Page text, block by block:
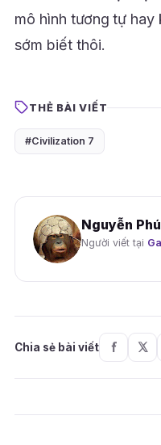
mô hình tương tự hay
sớm biết thôi.
THẺ BÀI VIẾT
#Civilization 7
Nguyễn
Người viết tại
Chia sẻ bài viết